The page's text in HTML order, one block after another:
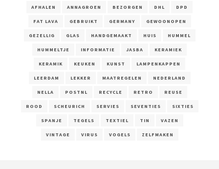
AFHALEN ANNAGROEN BEZORGEN DHL DPD
FAT LAVA GEBRUIKT GERMANY GEWOONOPEN
GEZELLIG GLAS HANDGEMAAKT HUIS HUMMEL
HUMMELTJE INFORMATIE JASBA KERAMIEK
KERAMIK KEUKEN KUNST LAMPENKAPPEN
LEERDAM LEKKER MAATREGELEN NEDERLAND
NELLA POSTNL RECYCLE RETRO REUSE
ROOD SCHEURICH SERVIES SEVENTIES SIXTIES
SPANJE TEGELS TEXTIEL TIN VAZEN
VINTAGE VIRUS VOGELS ZELFMAKEN